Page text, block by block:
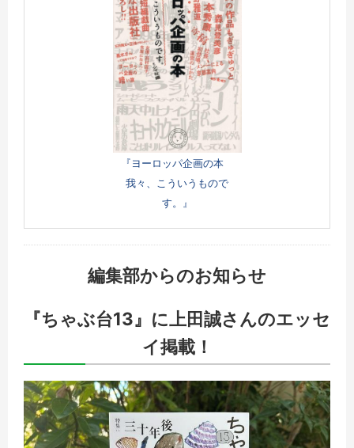
『ヨーロッパ企画の本
我々、こういうもので
す。』
編集部からのお知らせ
『ちゃぶ台13』に上田誠さんのエッセ
イ掲載！